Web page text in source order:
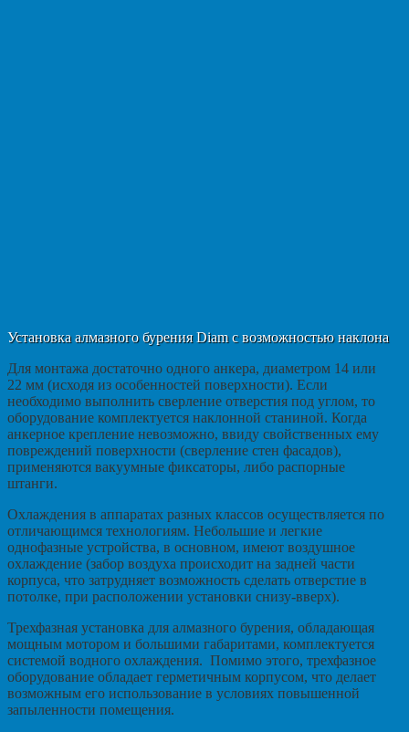
Установка алмазного бурения Diam с возможностью наклона
Для монтажа достаточно одного анкера, диаметром 14 или
22 мм (исходя из особенностей поверхности). Если
необходимо выполнить сверление отверстия под углом, то
оборудование комплектуется наклонной станиной. Когда
анкерное крепление невозможно, ввиду свойственных ему
повреждений поверхности (сверление стен фасадов),
применяются вакуумные фиксаторы, либо распорные
штанги.
Охлаждения в аппаратах разных классов осуществляется по
отличающимся технологиям. Небольшие и легкие
однофазные устройства, в основном, имеют воздушное
охлаждение (забор воздуха происходит на задней части
корпуса, что затрудняет возможность сделать отверстие в
потолке, при расположении установки снизу-вверх).
Трехфазная установка для алмазного бурения, обладающая
мощным мотором и большими габаритами, комплектуется
системой водного охлаждения. Помимо этого, трехфазное
оборудование обладает герметичным корпусом, что делает
возможным его использование в условиях повышенной
запыленности помещения.